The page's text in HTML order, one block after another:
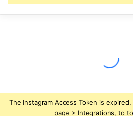
The Instagram Access Token is expired,
page > Integrations, to